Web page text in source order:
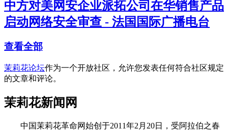
中方对美网安企业派拓公司在华销售产品
启动网络安全审查 - 法国国际广播电台
查看全部
茉莉花论坛作为一个开放社区，允许您发表任何符合社区规定
的文章和评论。
茉莉花新闻网
中国茉莉花革命网始创于2011年2月20日，受阿拉伯之春